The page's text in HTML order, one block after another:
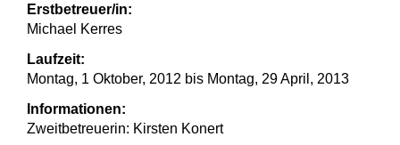
Erstbetreuer/in:
Michael Kerres
Laufzeit:
Montag, 1 Oktober, 2012 bis Montag, 29 April, 2013
Informationen:
Zweitbetreuerin: Kirsten Konert